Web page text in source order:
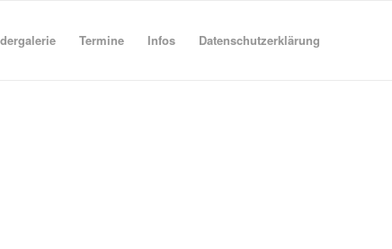
Termine Infos Datenschutzerklärung